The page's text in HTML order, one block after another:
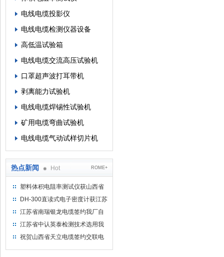
电线电缆投影仪
电线电缆检测仪器设备
高低温试验箱
电线电缆交流高压试验机
口罩超声波打耳带机
剥离能力试验机
电线电缆焊锡性试验机
矿用电缆弯曲试验机
电线电缆气动试样切片机
热点新闻 Hot ROME+
塑料体积电阻率测试仪获山西省
水利机械厂选用
DH-300直读式电子密度计获江苏
省苏州市安信塑业选用
江苏省南瑞银龙电缆签约我厂自
然换气老化箱等电缆检测设备
江苏省中认英泰检测技术选用我
厂自然换气老化试验箱
祝贺山西省天立电缆签约交联电